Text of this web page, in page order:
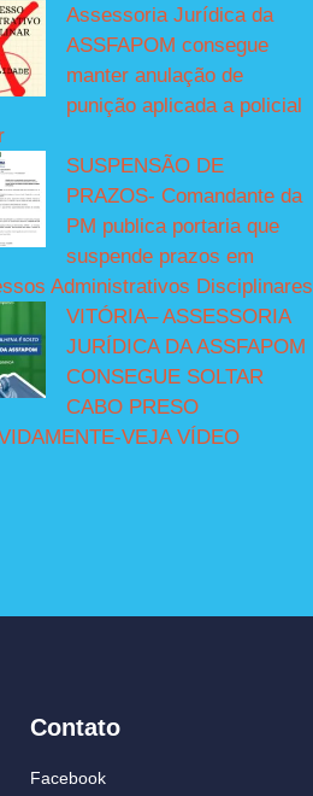
Assessoria Jurídica da
ASSFAPOM consegue
manter anulação de
punição aplicada a policial
SUSPENSÃO DE
PRAZOS- Comandante da
PM publica portaria que
suspende prazos em
Administrativos Disciplinares
VITÓRIA– ASSESSORIA
JURÍDICA DA ASSFAPOM
CONSEGUE SOLTAR
CABO PRESO
VEJA VÍDEO
Contato
Facebook